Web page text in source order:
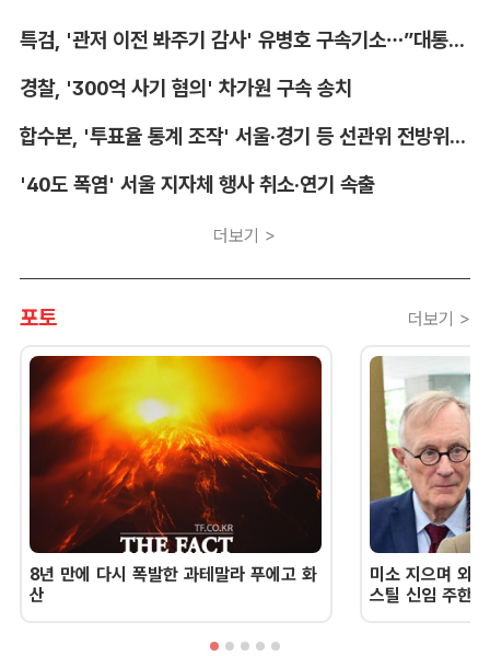
특검, '관저 이전 봐주기 감사' 유병호 구속기소…”대통령실 청탁받아“
경찰, '300억 사기 혐의' 차가원 구속 송치
합수본, '투표율 통계 조작' 서울·경기 등 선관위 전방위 압수수색
'40도 폭염' 서울 지자체 행사 취소·연기 속출
더보기 >
포토 더보기 >
8년 만에 다시 폭발한 과테말라 푸에고 화
산
미소 지으며 외
스틸 신임 주한